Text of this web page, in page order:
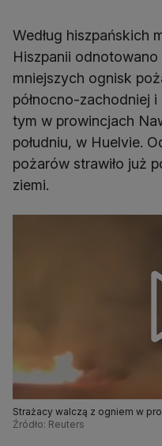
Według hiszpańskich
Hiszpanii
mniejszych ognisk
północno-zachodniej
tym w prowincjach
południu, w Huelvie.
pożarów strawiło już
ziemi.
Strażacy walczą z ogniem w
Źródło: Reuters